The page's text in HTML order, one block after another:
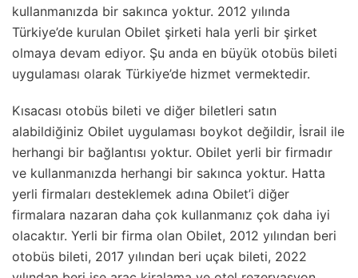
kullanmanızda bir sakınca yoktur. 2012 yılında
Türkiye’de kurulan Obilet şirketi hala yerli bir şirket
olmaya devam ediyor. Şu anda en büyük otobüs bileti
uygulaması olarak Türkiye’de hizmet vermektedir.
Kısacası otobüs bileti ve diğer biletleri satın
alabildiğiniz Obilet uygulaması boykot değildir, İsrail ile
herhangi bir bağlantısı yoktur. Obilet yerli bir firmadır
ve kullanmanızda herhangi bir sakınca yoktur. Hatta
yerli firmaları desteklemek adına Obilet’i diğer
firmalara nazaran daha çok kullanmanız çok daha iyi
olacaktır. Yerli bir firma olan Obilet, 2012 yılından beri
otobüs bileti, 2017 yılından beri uçak bileti, 2022